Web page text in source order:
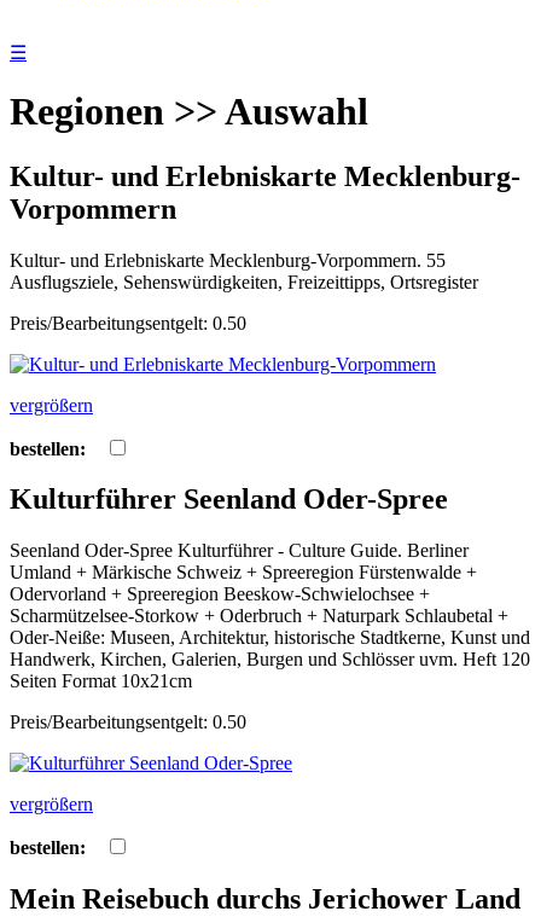
☰
Regionen >> Auswahl
Kultur- und Erlebniskarte Mecklenburg-
Vorpommern
Kultur- und Erlebniskarte Mecklenburg-Vorpommern. 55
Ausflugsziele, Sehenswürdigkeiten, Freizeittipps, Ortsregister
Preis/Bearbeitungsentgelt: 0.50
vergrößern
bestellen:
Kulturführer Seenland Oder-Spree
Seenland Oder-Spree Kulturführer - Culture Guide. Berliner
Umland + Märkische Schweiz + Spreeregion Fürstenwalde +
Odervorland + Spreeregion Beeskow-Schwielochsee +
Scharmützelsee-Storkow + Oderbruch + Naturpark Schlaubetal +
Oder-Neiße: Museen, Architektur, historische Stadtkerne, Kunst und
Handwerk, Kirchen, Galerien, Burgen und Schlösser uvm. Heft 120
Seiten Format 10x21cm
Preis/Bearbeitungsentgelt: 0.50
vergrößern
bestellen:
Mein Reisebuch durchs Jerichower Land